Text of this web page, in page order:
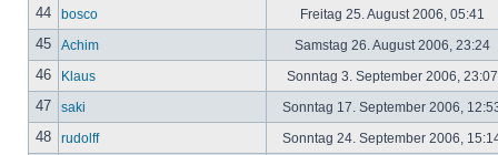
44 bosco Freitag 25. August 2006, 05:41
45 Achim Samstag 26. August 2006, 23:24
46 Klaus Sonntag 3. September 2006,
47 saki Sonntag 17. September 2006,
48 rudolff Sonntag 24. September 2006,